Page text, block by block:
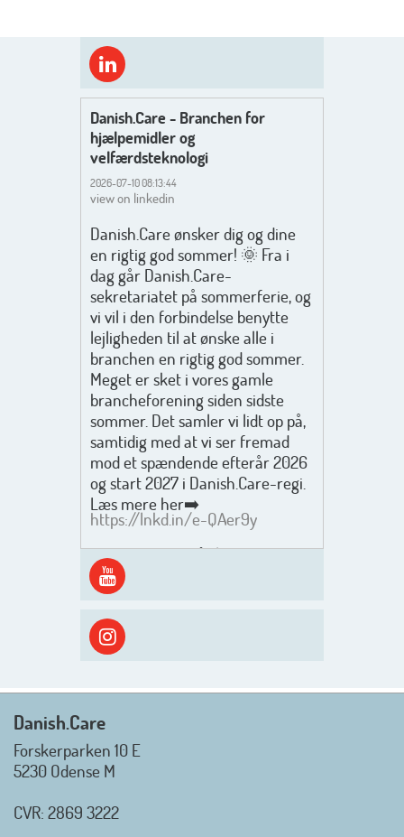
Danish.Care - Branchen for
hjælpemidler og
velfærdsteknologi
2026-07-10 08:13:44
view on linkedin
Danish.Care ønsker dig og dine
en rigtig god sommer! 🌞 Fra i
dag går Danish.Care-
sekretariatet på sommerferie, og
vi vil i den forbindelse benytte
lejligheden til at ønske alle i
branchen en rigtig god sommer.
Meget er sket i vores gamle
brancheforening siden sidste
sommer. Det samler vi lidt op på,
samtidig med at vi ser fremad
mod et spændende efterår 2026
og start 2027 i Danish.Care-regi.
Læs mere her➡️
https://lnkd.in/e-QAer9y
Men inden det går løs med en
spændende og aktivt
efterårsæson, så går turen først
ud i solen, ned til vandet og ind i
skyggen igen. Danish.Care holder
sommerlukket i uge 29 + 30.
Mvh. Anders, Helle og Malthe
Danish.Care
Forskerparken 10 E
5230 Odense M
CVR: 2869 3222